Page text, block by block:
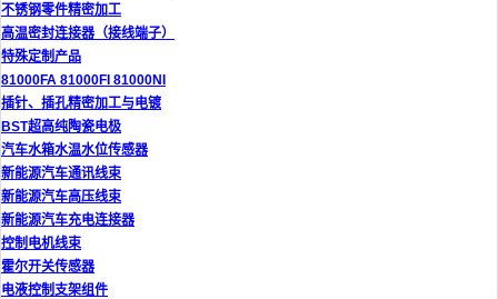
不锈钢零件精密加工
高温密封连接器（接线端子）
特殊定制产品
81000FA 81000FI 81000NI
插针、插孔精密加工与电镀
BST超高纯陶瓷电极
汽车水箱水温水位传感器
新能源汽车通讯线束
新能源汽车高压线束
新能源汽车充电连接器
控制电机线束
霍尔开关传感器
电液控制支架组件